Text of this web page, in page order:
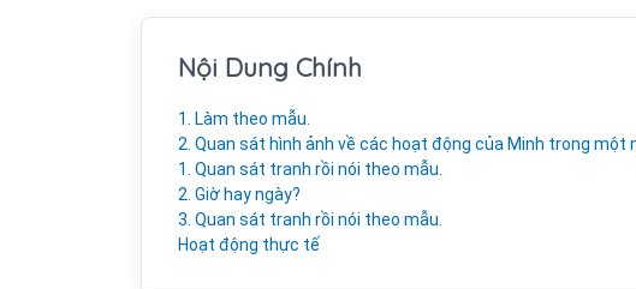
Nội Dung Chính
1. Làm theo mẫu.
2. Quan sát hình ảnh về các hoạt động của Minh trong một
1. Quan sát tranh rồi nói theo mẫu.
2. Giờ hay ngày?
3. Quan sát tranh rồi nói theo mẫu.
Hoạt động thực tế